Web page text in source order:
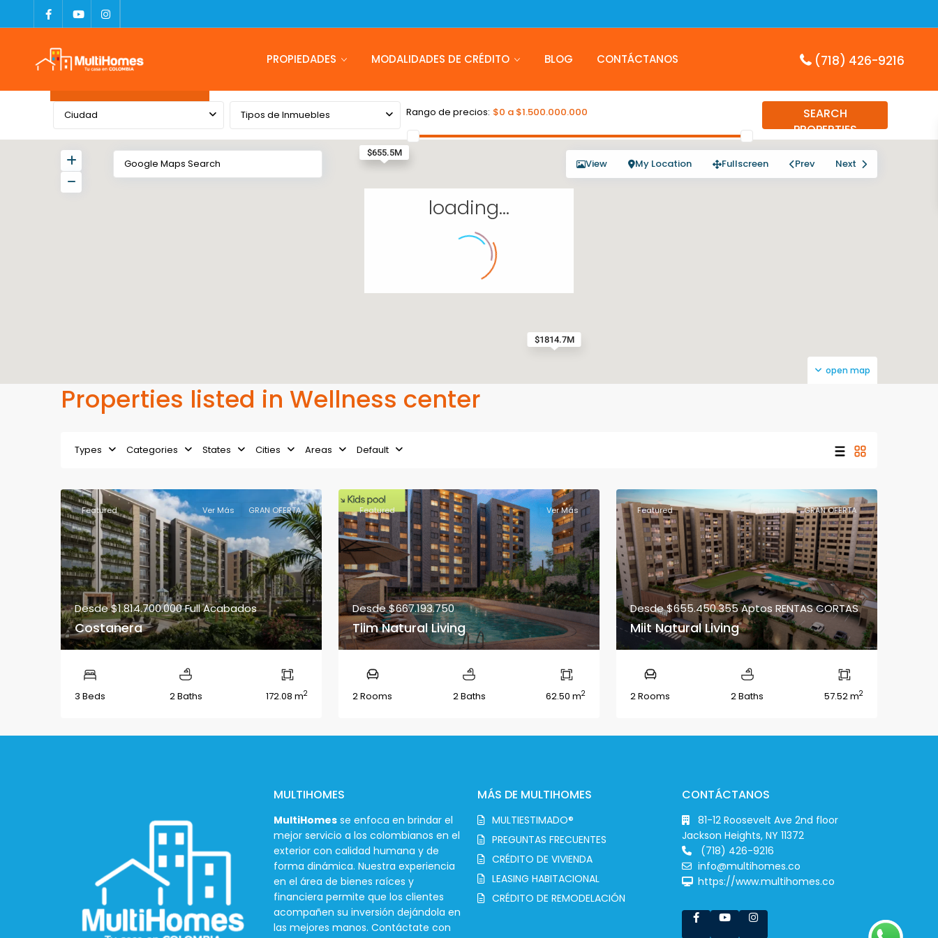
PROPIEDADES MODALIDADES DE CRÉDITO BLOG CONTÁCTANOS (718) 426-9216
Ciudad Tipos de Inmuebles Rango de precios: $0 a $1.500.000.000
SEARCH
PROPERTIES
$1814.7M
$667.2M
$655.5M
loading...
open map
View My Location Fullscreen Prev Next
Properties listed in Wellness center
Types Categories States Cities Areas Default
Featured Ver Más GRAN OFERTA
Desde$1.814.700.000Full Acabados
Costanera
3 Beds 2 Baths 172.08 m2
Featured Ver Más
Desde$667.193.750
Tiim Natural Living
2 Rooms 2 Baths 62.50 m2
Featured Ver Más GRAN OFERTA
Desde$655.450.355Aptos RENTAS CORTAS
Miit Natural Living
2 Rooms 2 Baths 57.52 m2
MULTIHOMES
MultiHomesse enfoca en brindar el
mejor servicio a los colombianos en el
exterior con calidad humana y de
forma dinámica. Nuestra experiencia
en el área de bienes raíces y
financiera permite que los clientes
acompañen su inversión dejándola en
las mejores manos. Contáctate con
MÁS DE MULTIHOMES
MULTIESTIMADO®
PREGUNTAS FRECUENTES
CRÉDITO DE VIVIENDA
LEASING HABITACIONAL
CRÉDITO DE REMODELACIÓN
CONTÁCTANOS
81-12 Roosevelt Ave 2nd floor
Jackson Heights, NY 11372
(718) 426-9216
info@multihomes.co
https://www.multihomes.co